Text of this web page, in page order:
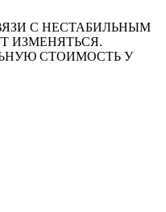
С НЕСТАБИЛЬНЫМ
ИЗМЕНЯТЬСЯ.
СТОИМОСТЬ У